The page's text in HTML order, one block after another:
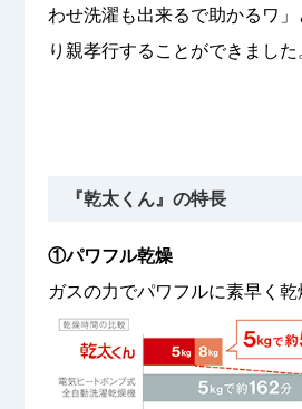
わせ洗濯も出来るで助かるワ
り親孝行することができました
『乾太くん』の特長
①パワフル乾燥
ガスの力でパワフルに素早く乾